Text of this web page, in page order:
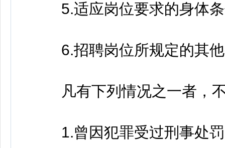
5.适应岗位要求的身体条
6.招聘岗位所规定的其他
凡有下列情况之一者，不
1.曾因犯罪受过刑事处